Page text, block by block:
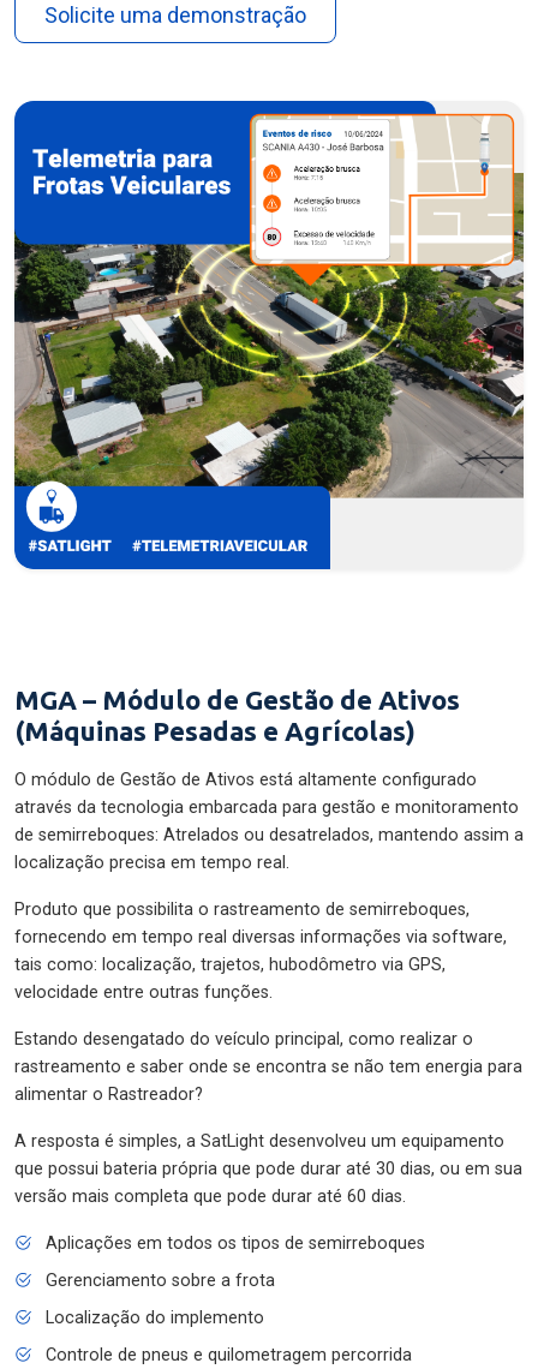
Solicite uma demonstração
MGA – Módulo de Gestão de Ativos
(Máquinas Pesadas e Agrícolas)
O módulo de Gestão de Ativos está altamente configurado
através da tecnologia embarcada para gestão e monitoramento
de semirreboques: Atrelados ou desatrelados, mantendo assim a
localização precisa em tempo real.
Produto que possibilita o rastreamento de semirreboques,
fornecendo em tempo real diversas informações via software,
tais como: localização, trajetos, hubodômetro via GPS,
velocidade entre outras funções.
Estando desengatado do veículo principal, como realizar o
rastreamento e saber onde se encontra se não tem energia para
alimentar o Rastreador?
A resposta é simples, a SatLight desenvolveu um equipamento
que possui bateria própria que pode durar até 30 dias, ou em sua
versão mais completa que pode durar até 60 dias.
Aplicações em todos os tipos de semirreboques
Gerenciamento sobre a frota
Localização do implemento
Controle de pneus e quilometragem percorrida